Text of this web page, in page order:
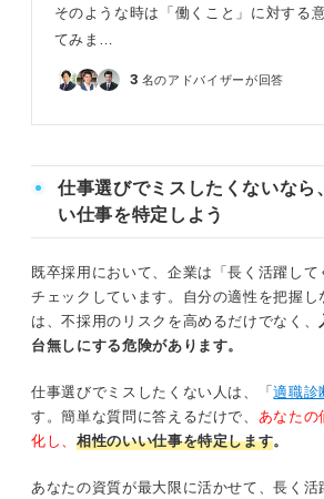
そのような時は「働くこと」に対する
てみま…
3 名のアドバイザーが回答
仕事選びでミスしたくないなら
い仕事を特定しよう
既卒採用において、企業は「長く活躍して
チェックしています。自分の適性を把握
は、不採用のリスクを高めるだけでなく、
台無しにする危険があります。
仕事選びでミスしたくない人は、「適職診
す。簡単な質問に答えるだけで、 あなたの
化し、 相性のいい仕事を特定します。
あなたの資質が最大限に活かせて、長く活